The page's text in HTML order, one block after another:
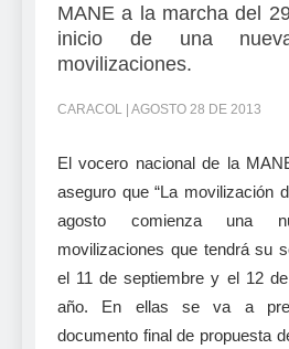
MANE a la marcha del
inicio de una
movilizaciones.
CARACOL | AGOSTO 28 DE 2013
El vocero nacional de la
aseguro que “La movilización
agosto comienza una
movilizaciones que tendrá su
el 11 de septiembre y el 12
año. En ellas se va a
documento final de propuesta